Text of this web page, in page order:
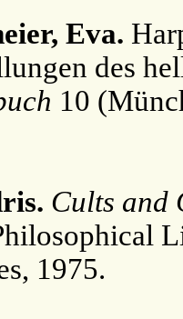
Eva.
des
10
Cults and
1975.